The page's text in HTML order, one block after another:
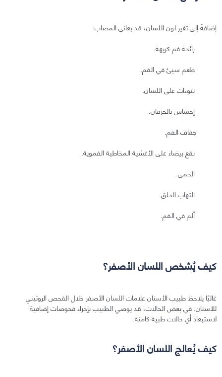
إضافةً إلى تغير لون اللسان، قد يعاني المصاب:
رائحة فم كريهة.
طعم سيئ في الفم.
نتوءات على اللسان.
إحساس بالحرقان.
جفاف الفم.
بقع بيضاء على الأغشية المخاطية الفموية.
الحمى.
التهاب الحلق.
ألم في الفم.
كيف يُشخص اللسان الأصفر؟
غالبًا يلاحظ طبيب الأسنان علامات اللسان الأصفر خلال الفحص الروتيني
للأسنان. في بعض الحالات، قد يوصي الطبيب بإجراء فحوصات إضافية
لاستبعاد أي حالات طبية كامنة.
كيف يُعالج اللسان الأصفر؟